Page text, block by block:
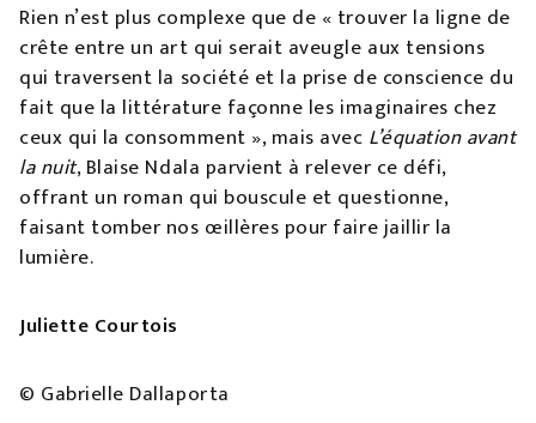
Rien n’est plus complexe que de « trouver la ligne de
crête entre un art qui serait aveugle aux tensions
qui traversent la société et la prise de conscience du
fait que la littérature façonne les imaginaires chez
ceux qui la consomment », mais avec L’équation avant
la nuit, Blaise Ndala parvient à relever ce défi,
offrant un roman qui bouscule et questionne,
faisant tomber nos œillères pour faire jaillir la
lumière.
Juliette Courtois
© Gabrielle Dallaporta